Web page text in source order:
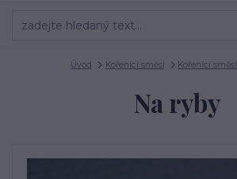
Úvod Kořenící směsi Kořenící směsi
Na ryby